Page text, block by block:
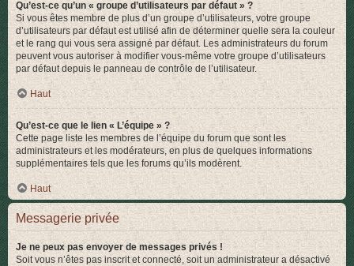
Qu’est-ce qu’un « groupe d’utilisateurs par défaut » ?
Si vous êtes membre de plus d’un groupe d’utilisateurs, votre groupe
d’utilisateurs par défaut est utilisé afin de déterminer quelle sera la couleur
et le rang qui vous sera assigné par défaut. Les administrateurs du forum
peuvent vous autoriser à modifier vous-même votre groupe d’utilisateurs
par défaut depuis le panneau de contrôle de l’utilisateur.
Haut
Qu’est-ce que le lien « L’équipe » ?
Cette page liste les membres de l’équipe du forum que sont les
administrateurs et les modérateurs, en plus de quelques informations
supplémentaires tels que les forums qu’ils modèrent.
Haut
Messagerie privée
Je ne peux pas envoyer de messages privés !
Soit vous n’êtes pas inscrit et connecté, soit un administrateur a désactivé